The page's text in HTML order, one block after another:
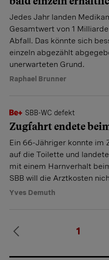
Jedes Jahr landen
Gesamtwert von 1
Abfall. Das könnte sich
einzeln abgezählt
unerwarteten Grund.
Raphael Brunner
SBB-WC defekt
Zugfahrt endete
Ein 66-Jähriger konnte im
auf die Toilette und
mit einem Harnverhalt
SBB will die Arztkosten
Yves Demuth
1